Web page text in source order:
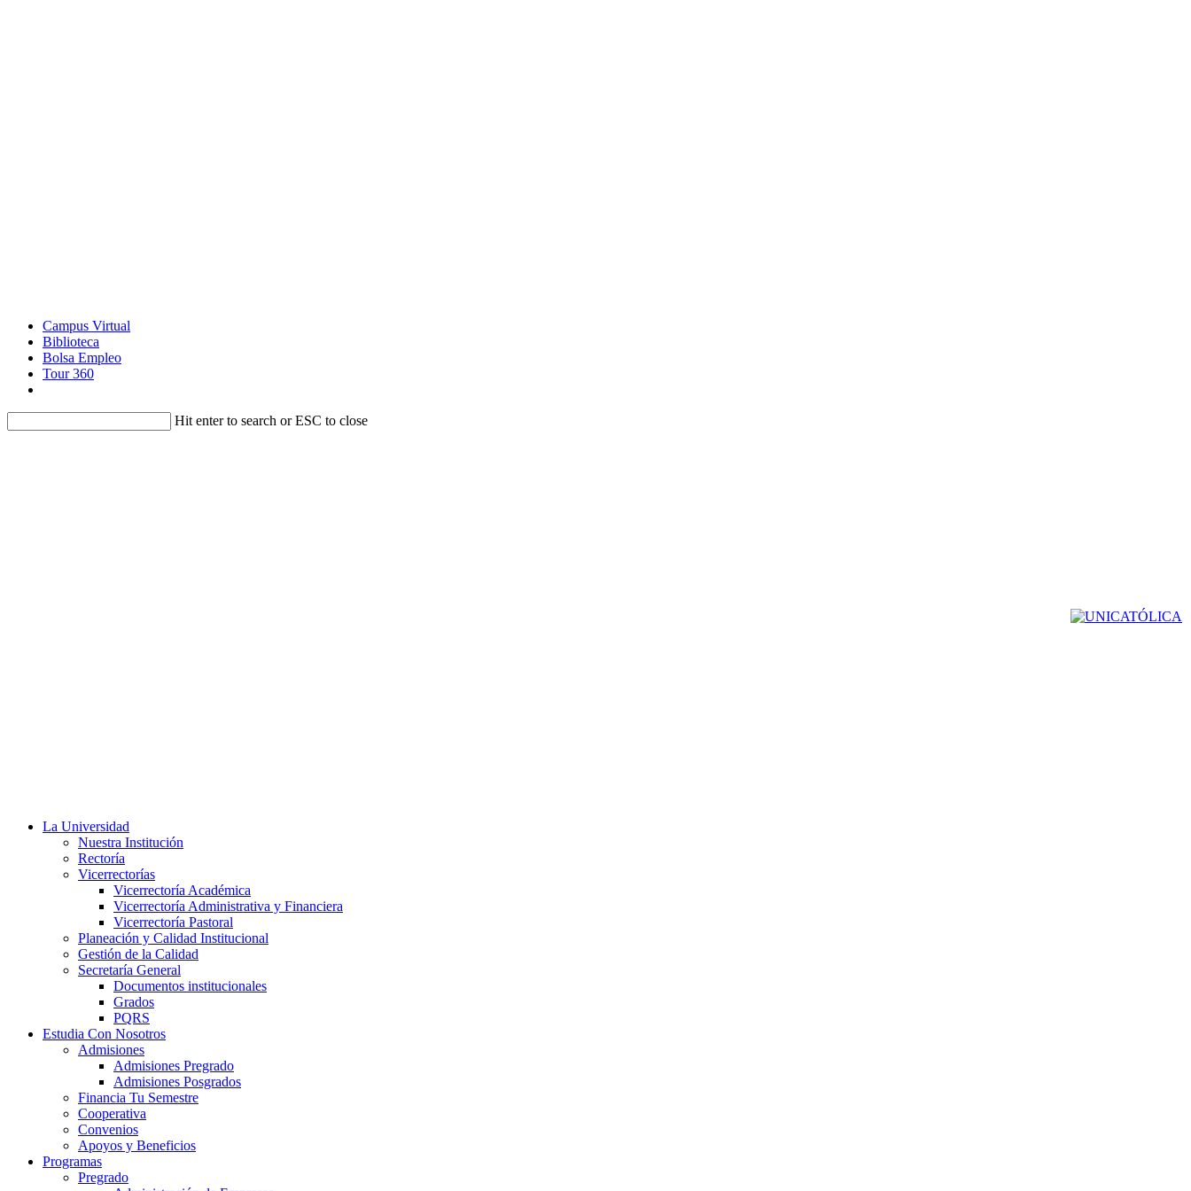
Campus Virtual
Biblioteca
Bolsa Empleo
Tour 360
Hit enter to search or ESC to close
La Universidad
Nuestra Institución
Rectoría
Vicerrectorías
Vicerrectoría Académica
Vicerrectoría Administrativa y Financiera
Vicerrectoría Pastoral
Planeación y Calidad Institucional
Gestión de la Calidad
Secretaría General
Documentos institucionales
Grados
PQRS
Estudia Con Nosotros
Admisiones
Admisiones Pregrado
Admisiones Posgrados
Financia Tu Semestre
Cooperativa
Convenios
Apoyos y Beneficios
Programas
Pregrado